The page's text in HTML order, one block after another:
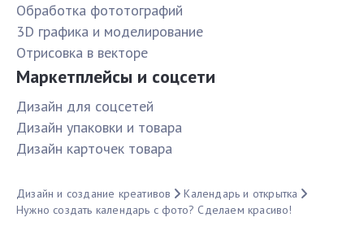
Обработка фототографий
3D графика и моделирование
Отрисовка в векторе
Маркетплейсы и соцсети
Дизайн для соцсетей
Дизайн упаковки и товара
Дизайн карточек товара
Дизайн и создание креативов
Календарь и открытка
Нужно создать календарь с фото? Сделаем красиво!